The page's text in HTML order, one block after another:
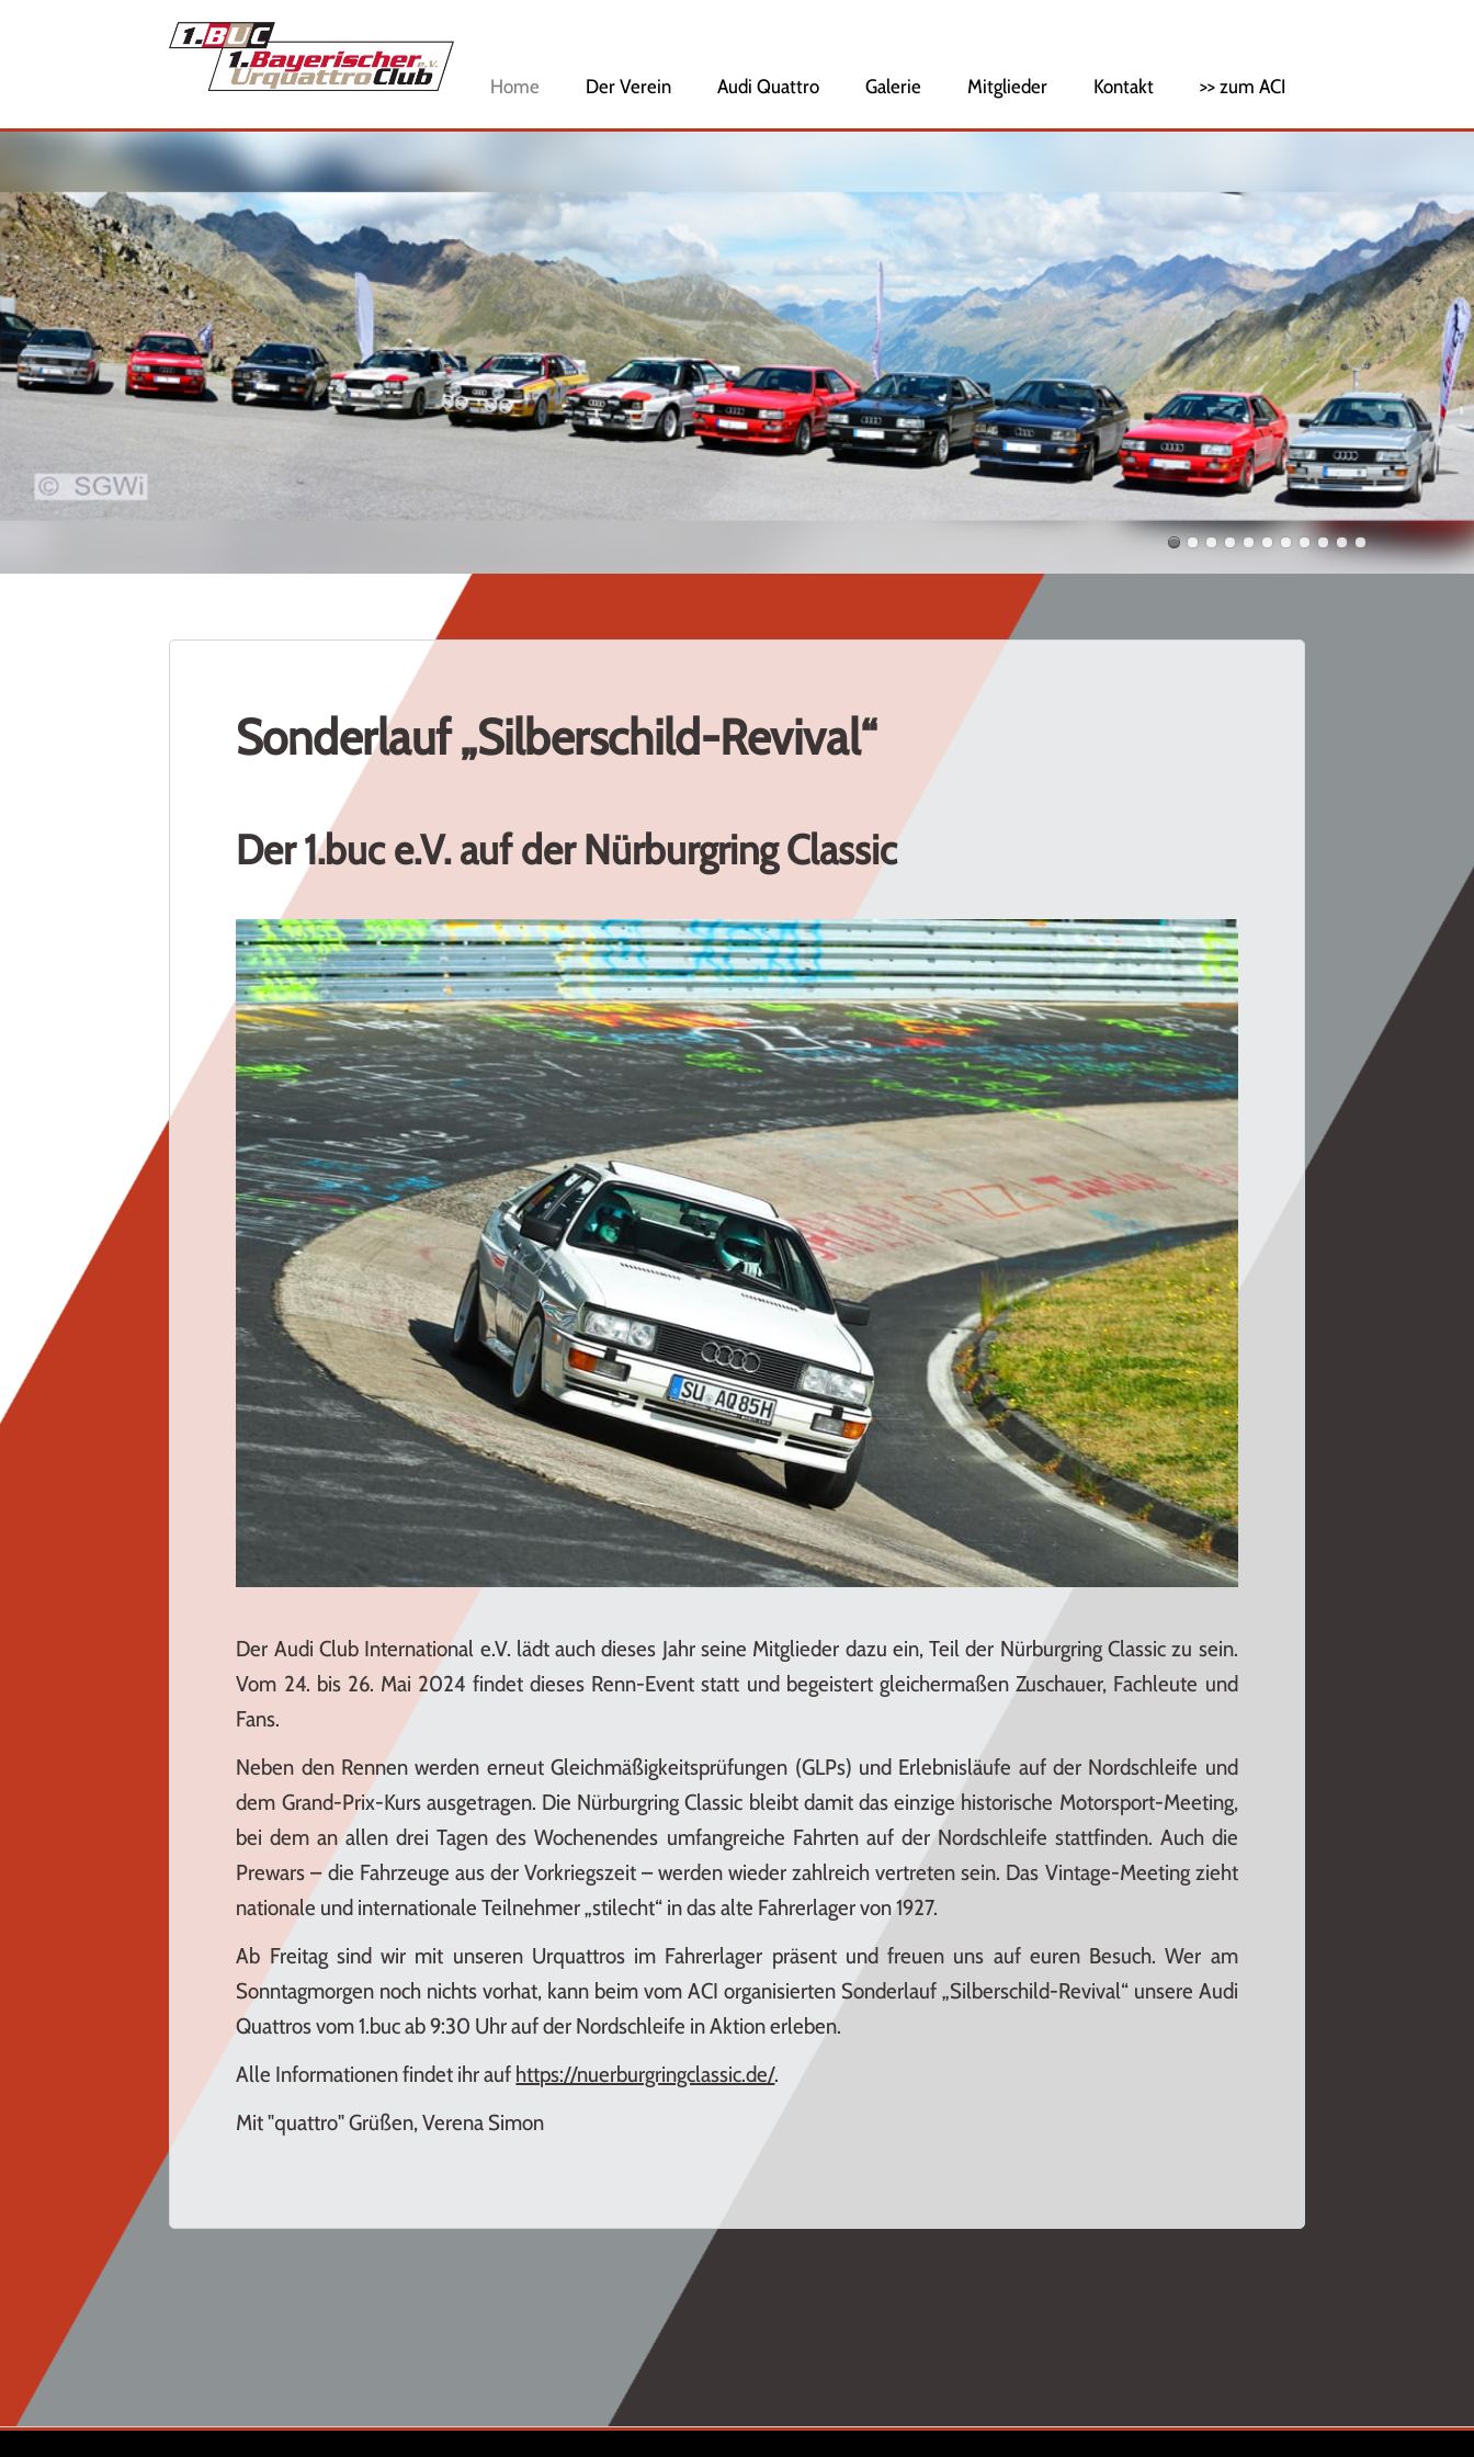
Navigation
überspringen
Home
Veranstaltungen
Der Verein
Vorstandschaft
Geschichte des Clubs
Ehrenmitglieder
Audi Club International
Audi Quattro Galerie Mitglieder Kontakt >> zum ACI
Sonderlauf „Silberschild-Revival“
Der 1.buc e.V. auf der Nürburgring Classic
Der Audi Club International e.V. lädt auch dieses Jahr seine Mitglieder dazu ein, Teil der Nürburgring Classic zu sein.
Vom 24. bis 26. Mai 2024 findet dieses Renn-Event statt und begeistert gleichermaßen Zuschauer, Fachleute und
Fans.
Neben den Rennen werden erneut Gleichmäßigkeitsprüfungen (GLPs) und Erlebnisläufe auf der Nordschleife und
dem Grand-Prix-Kurs ausgetragen. Die Nürburgring Classic bleibt damit das einzige historische Motorsport-Meeting,
bei dem an allen drei Tagen des Wochenendes umfangreiche Fahrten auf der Nordschleife stattfinden. Auch die
Prewars – die Fahrzeuge aus der Vorkriegszeit – werden wieder zahlreich vertreten sein. Das Vintage-Meeting zieht
nationale und internationale Teilnehmer „stilecht“ in das alte Fahrerlager von 1927.
Ab Freitag sind wir mit unseren Urquattros im Fahrerlager präsent und freuen uns auf euren Besuch. Wer am
Sonntagmorgen noch nichts vorhat, kann beim vom ACI organisierten Sonderlauf „Silberschild-Revival“ unsere Audi
Quattros vom 1.buc ab 9:30 Uhr auf der Nordschleife in Aktion erleben.
Alle Informationen findet ihr auf https://nuerburgringclassic.de/.
Mit "quattro" Grüßen, Verena Simon